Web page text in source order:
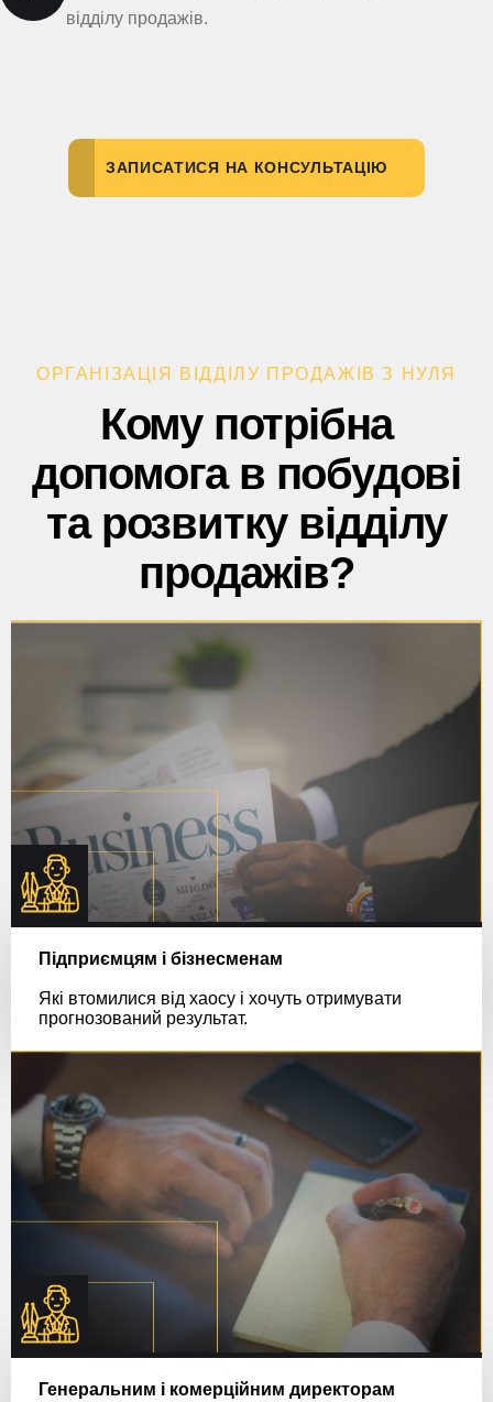
відділу продажів.
ЗАПИСАТИСЯ НА КОНСУЛЬТАЦІЮ
ОРГАНІЗАЦІЯ ВІДДІЛУ ПРОДАЖІВ З НУЛЯ
Кому потрібна
допомога в побудові
та розвитку відділу
продажів?
Підприємцям і бізнесменам
Які втомилися від хаосу і хочуть отримувати
прогнозований результат.
Генеральним і комерційним директорам